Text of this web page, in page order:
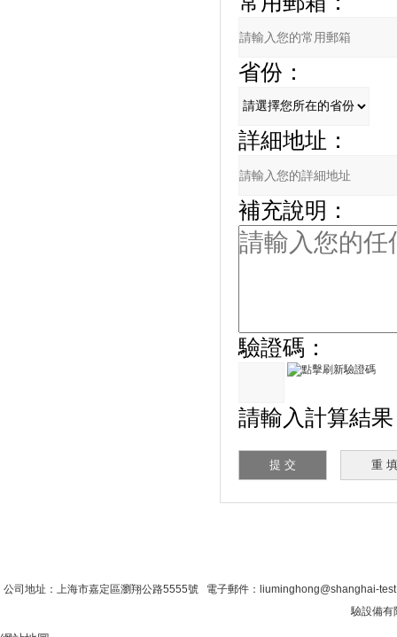
省份：
詳細地址：
補充說明：
驗證碼：
請輸入計算結果
公司地址：上海市嘉定區瀏翔公路5555號 電子郵件：liuminghong@shanghai-
驗設備有